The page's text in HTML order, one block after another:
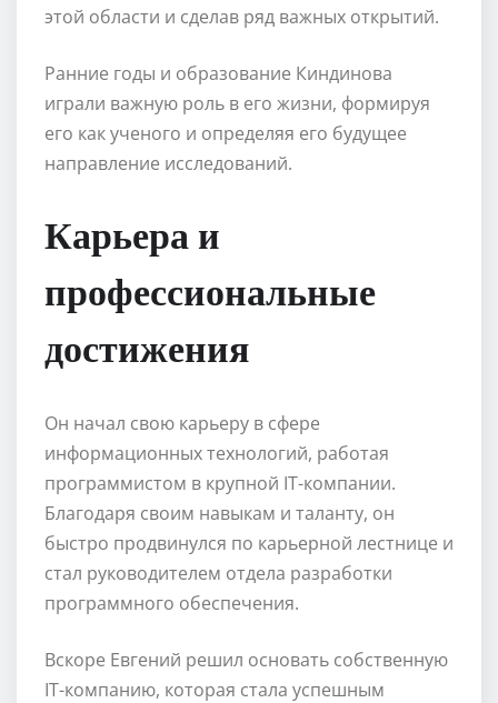
этой области и сделав ряд важных открытий.
Ранние годы и образование Киндинова
играли важную роль в его жизни, формируя
его как ученого и определяя его будущее
направление исследований.
Карьера и
профессиональные
достижения
Он начал свою карьеру в сфере
информационных технологий, работая
программистом в крупной IT-компании.
Благодаря своим навыкам и таланту, он
быстро продвинулся по карьерной лестнице и
стал руководителем отдела разработки
программного обеспечения.
Вскоре Евгений решил основать собственную
IT-компанию, которая стала успешным